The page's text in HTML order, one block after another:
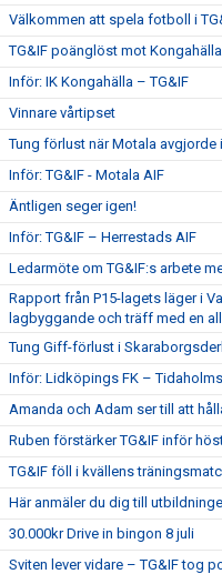
Välkommen att spela fotboll i
TG&IF poänglöst mot Kongahälla
Inför: IK Kongahälla – TG&IF
Vinnare vårtipset
Tung förlust när Motala avgjorde
Inför: TG&IF - Motala AIF
Äntligen seger igen!
Inför: TG&IF – Herrestads AIF
Ledarmöte om TG&IF:s arbete
Rapport från P15-lagets läger i
lagbyggande och träff med en
Tung Giff-förlust i
Inför: Lidköpings FK –
Amanda och Adam ser till att
Ruben förstärker TG&IF inför
TG&IF föll i kvällens
Här anmäler du dig till
30.000kr Drive in bingon 8 juli
Sviten lever vidare – TG&IF tog